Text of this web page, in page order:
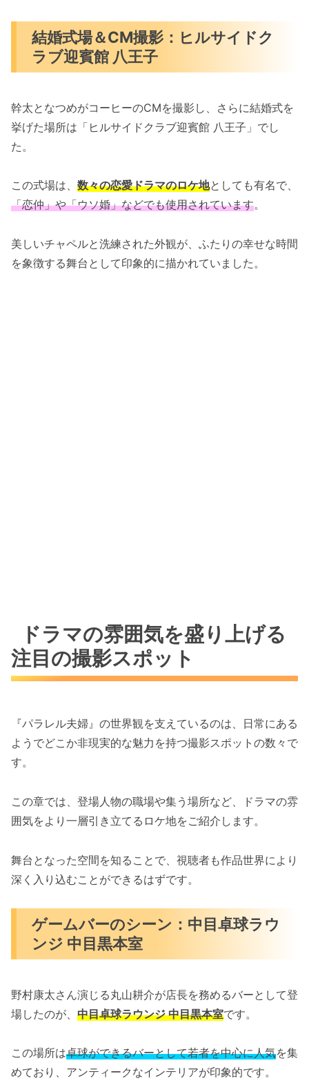
結婚式場＆CM撮影：ヒルサイドク
ラブ迎賓館 八王子
幹太となつめがコーヒーのCMを撮影し、さらに結婚式を
挙げた場所は「ヒルサイドクラブ迎賓館 八王子」でし
た。
この式場は、 数々の恋愛ドラマのロケ地としても有名で、
「恋仲」や「ウソ婚」などでも使用されています。
美しいチャペルと洗練された外観が、ふたりの幸せな時間
を象徴する舞台として印象的に描かれていました。
ドラマの雰囲気を盛り上げる
注目の撮影スポット
『パラレル夫婦』の世界観を支えているのは、日常にある
ようでどこか非現実的な魅力を持つ撮影スポットの数々で
す。
この章では、登場人物の職場や集う場所など、ドラマの雰
囲気をより一層引き立てるロケ地をご紹介します。
舞台となった空間を知ることで、視聴者も作品世界により
深く入り込むことができるはずです。
ゲームバーのシーン：中目卓球ラウ
ンジ 中目黒本室
野村康太さん演じる丸山耕介が店長を務めるバーとして登
場したのが、 中目卓球ラウンジ 中目黒本室です。
この場所は卓球ができるバーとして若者を中心に人気を集
めており、アンティークなインテリアが印象的です。